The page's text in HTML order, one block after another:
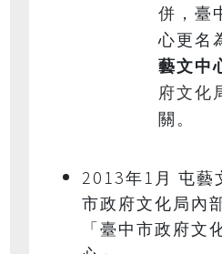
併 ，臺
心更名
藝文中
府文化
關。
2013年1 月 屯藝
市政府文化局內
「臺中市政府文